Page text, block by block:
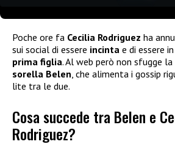
Poche ore fa Cecilia Rodriguez ha
sui social di essere incinta e di essere
prima figlia. Al web però non sfugge la
sorella Belen , che alimenta i gossip
lite tra le due.
Cosa succede tra Belen e
Rodriguez?